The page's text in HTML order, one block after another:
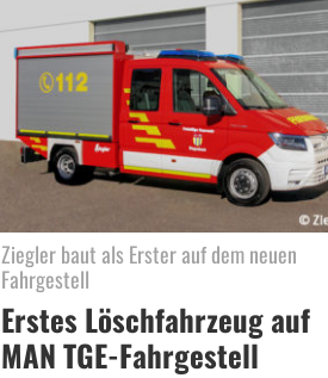
Ziegler baut als Erster auf dem neuen
Fahrgestell
Erstes Löschfahrzeug auf
MAN TGE-Fahrgestell